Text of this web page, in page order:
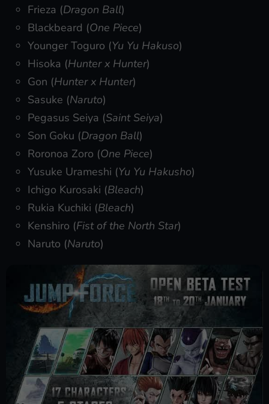
Frieza (Dragon Ball)
Blackbeard (One Piece)
Younger Toguro (Yu Yu Hakuso)
Hisoka (Hunter x Hunter)
Gon (Hunter x Hunter)
Sasuke (Naruto)
Pegasus Seiya (Saint Seiya)
Son Goku (Dragon Ball)
Roronoa Zoro (One Piece)
Yusuke Urameshi (Yu Yu Hakusho)
Ichigo Kurosaki (Bleach)
Rukia Kuchiki (Bleach)
Kenshiro (Fist of the North Star)
Naruto (Naruto)